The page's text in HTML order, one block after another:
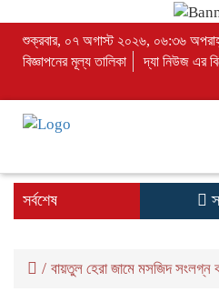
শুক্রবার, ০৭ অগাস্ট ২০২৬, ০৬:৩৬
বিজ্ঞাপনের মূল্য তালিকা
দ্যা নিউজ এর
সর্বশেষ
/ বায়তুল হেরা জামে মসজিদ